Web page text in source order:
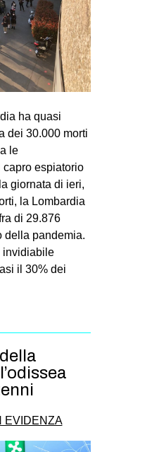
ha quasi
dei 30.000 morti
le
espiatorio
giornata di ieri,
la Lombardia
di 29.876
della pandemia.
invidiabile
il 30% dei
EVIDENZA